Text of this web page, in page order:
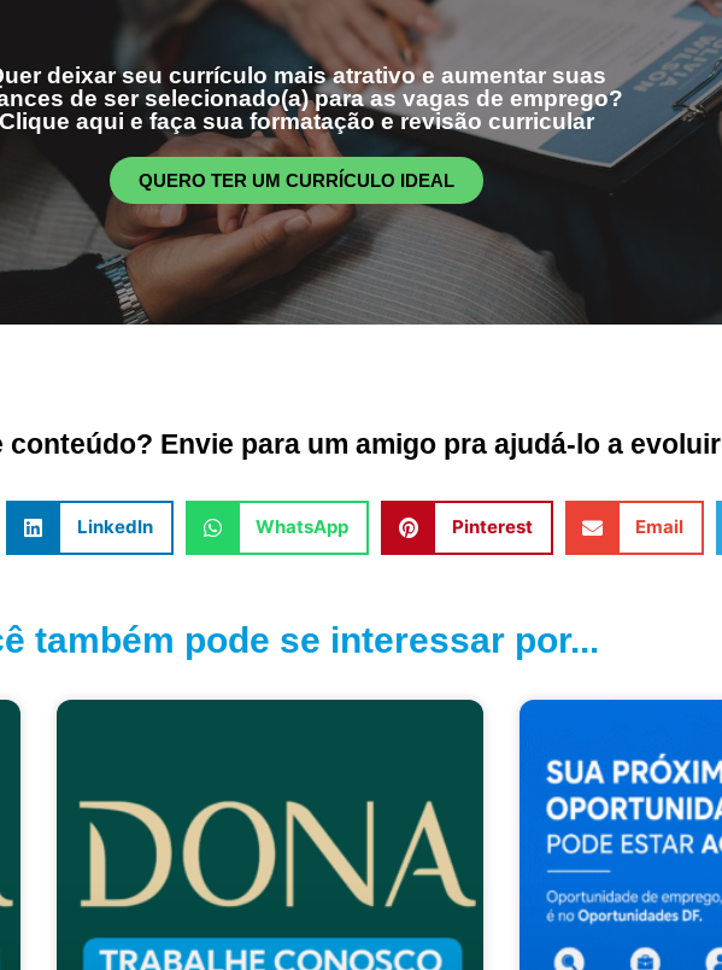
deixar seu currículo mais atrativo e aumentar suas
de ser selecionado(a) para as vagas de emprego?
aqui e faça sua formatação e revisão curricular
QUERO TER UM CURRÍCULO IDEAL
conteúdo? Envie para um amigo pra ajudá-lo a evoluir
LinkedIn WhatsApp Pinterest Email
também pode se interessar por...